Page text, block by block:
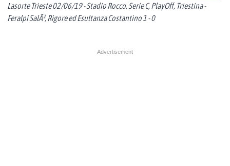
Lasorte Trieste 02/06/19 - Stadio Rocco, Serie C, PlayOff, Triestina -
Feralpi SalÃ², Rigore ed Esultanza Costantino 1 - 0